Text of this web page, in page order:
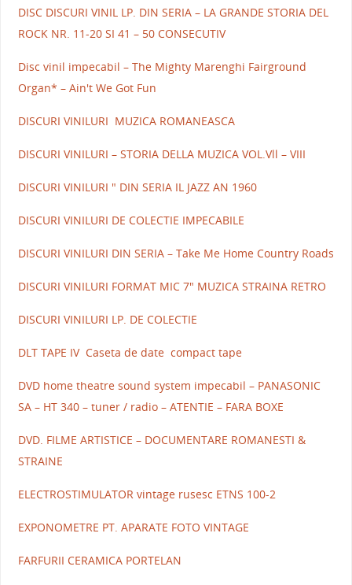
DISC DISCURI VINIL LP. DIN SERIA – LA GRANDE STORIA DEL
ROCK NR. 11-20 SI 41 – 50 CONSECUTIV
Disc vinil impecabil – The Mighty Marenghi Fairground
Organ* – Ain't We Got Fun
DISCURI VINILURI MUZICA ROMANEASCA
DISCURI VINILURI – STORIA DELLA MUZICA VOL.Vll – VIII
DISCURI VINILURI " DIN SERIA IL JAZZ AN 1960
DISCURI VINILURI DE COLECTIE IMPECABILE
DISCURI VINILURI DIN SERIA – Take Me Home Country Roads
DISCURI VINILURI FORMAT MIC 7" MUZICA STRAINA RETRO
DISCURI VINILURI LP. DE COLECTIE
DLT TAPE IV Caseta de date compact tape
DVD home theatre sound system impecabil – PANASONIC
SA – HT 340 – tuner / radio – ATENTIE – FARA BOXE
DVD. FILME ARTISTICE – DOCUMENTARE ROMANESTI &
STRAINE
ELECTROSTIMULATOR vintage rusesc ETNS 100-2
EXPONOMETRE PT. APARATE FOTO VINTAGE
FARFURII CERAMICA PORTELAN